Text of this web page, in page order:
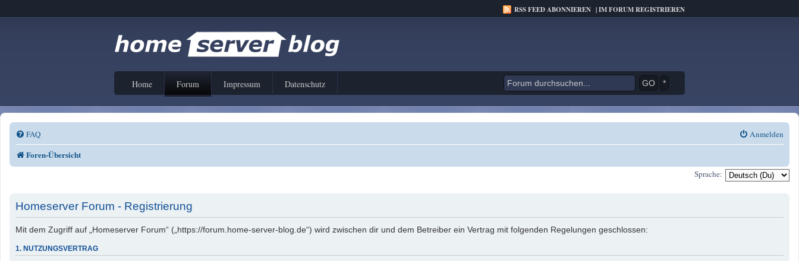
RSS FEED ABONNIEREN |IM FORUM REGISTRIEREN
Home Forum Impressum Datenschutz *
FAQ Anmelden
Foren-Übersicht
Sprache:
Homeserver Forum - Registrierung
Mit dem Zugriff auf „Homeserver Forum“ („https://forum.home-server-blog.de“) wird zwischen dir und dem Betreiber ein Vertrag mit folgenden Regelungen geschlossen:
1. NUTZUNGSVERTRAG